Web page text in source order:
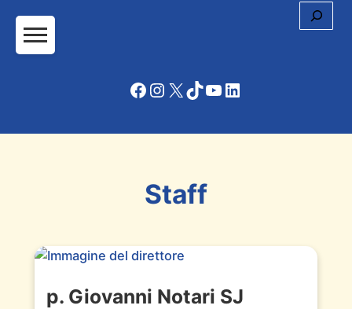
Facebook
Instagram
X TikTok
YouTube
LinkedIn
Staff
p. Giovanni Notari SJ